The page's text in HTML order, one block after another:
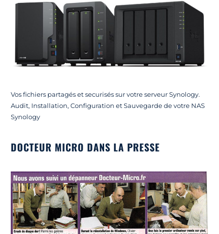
Vos fichiers partagés et securisés sur votre serveur Synology.
Audit, Installation, Configuration et Sauvegarde de votre NAS
Synology
DOCTEUR MICRO DANS LA PRESSE